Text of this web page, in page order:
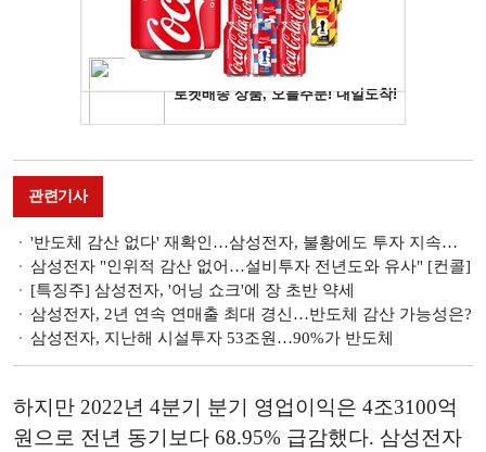
관련기사
'반도체 감산 없다' 재확인…삼성전자, 불황에도 투자 지속한다
삼성전자 "인위적 감산 없어…설비투자 전년도와 유사" [컨콜]
[특징주] 삼성전자, '어닝 쇼크'에 장 초반 약세
삼성전자, 2년 연속 연매출 최대 경신…반도체 감산 가능성은?
삼성전자, 지난해 시설투자 53조원…90%가 반도체
하지만 2022년 4분기 분기 영업이익은 4조3100억
원으로 전년 동기보다 68.95% 급감했다. 삼성전자